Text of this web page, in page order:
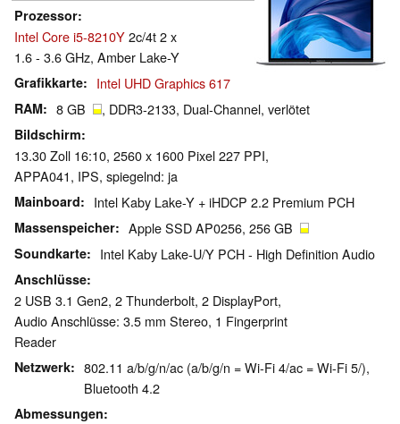
Prozessor
Intel Core i5-8210Y2c/4t 2 x
1.6 - 3.6 GHz, Amber Lake-Y
Grafikkarte Intel UHD Graphics 617
RAM 8 GB , DDR3-2133, Dual-Channel, verlötet
Bildschirm
13.30 Zoll 16:10, 2560 x 1600 Pixel 227 PPI,
APPA041, IPS, spiegelnd: ja
Mainboard Intel Kaby Lake-Y + iHDCP 2.2 Premium PCH
Massenspeicher Apple SSD AP0256, 256 GB
Soundkarte Intel Kaby Lake-U/Y PCH - High Definition Audio
Anschlüsse
2 USB 3.1 Gen2, 2 Thunderbolt, 2 DisplayPort,
Audio Anschlüsse: 3.5 mm Stereo, 1 Fingerprint
Reader
Netzwerk
802.11 a/b/g/n/ac (a/b/g/n = Wi-Fi 4/ac = Wi-Fi 5/),
Bluetooth 4.2
Abmessungen